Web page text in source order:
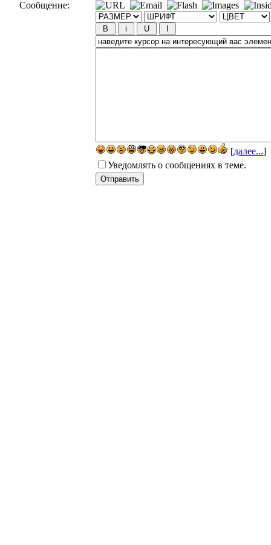
Сообщение:
[далее...]
Уведомлять о сообщениях в теме.